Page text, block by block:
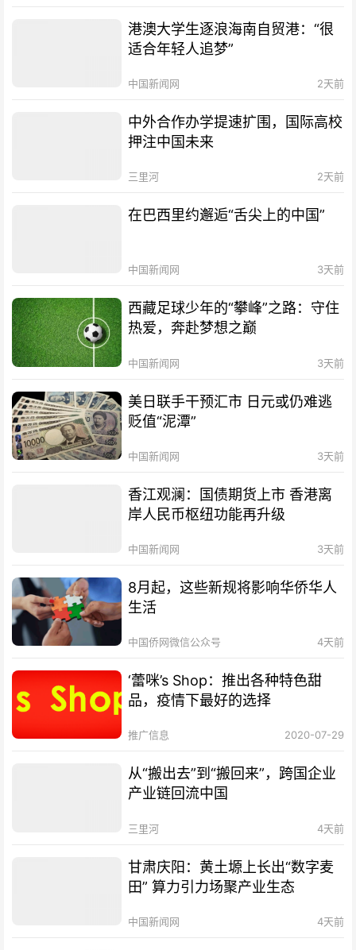
港澳大学生逐浪海南自贸港：“很
适合年轻人追梦”
中国新闻网 2天前
中外合作办学提速扩围，国际高校
押注中国未来
三里河 2天前
在巴西里约邂逅“舌尖上的中国”
中国新闻网 3天前
西藏足球少年的“攀峰”之路：守住
热爱，奔赴梦想之巅
中国新闻网 3天前
美日联手干预汇市 日元或仍难逃
贬值“泥潭”
中国新闻网 3天前
香江观澜：国债期货上市 香港离
岸人民币枢纽功能再升级
中国新闻网 3天前
8月起，这些新规将影响华侨华人
生活
中国侨网微信公众号 4天前
‘蕾咪’s Shop：推出各种特色甜
品，疫情下最好的选择
推广信息 2020-07-29
从“搬出去”到“搬回来”，跨国企业
产业链回流中国
三里河 4天前
甘肃庆阳：黄土塬上长出“数字麦
田” 算力引力场聚产业生态
中国新闻网 4天前